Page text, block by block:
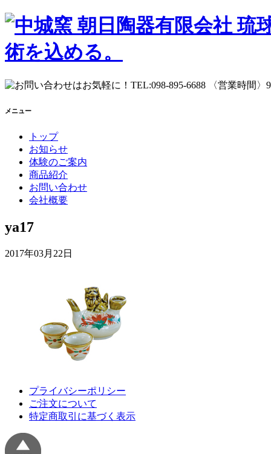
メニュー
トップ
お知らせ
体験のご案内
商品紹介
お問い合わせ
会社概要
ya17
2017年03月22日
プライバシーポリシー
ご注文について
特定商取引に基づく表示